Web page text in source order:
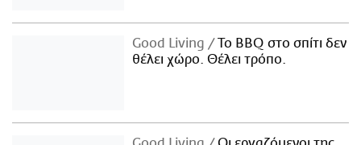
Good Living
Το BBQ στο σπίτι δεν
θέλει χώρο. Θέλει τρόπο.